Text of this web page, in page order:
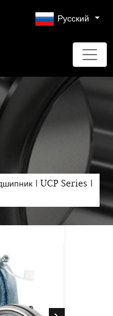
Русский
| UCP Series |